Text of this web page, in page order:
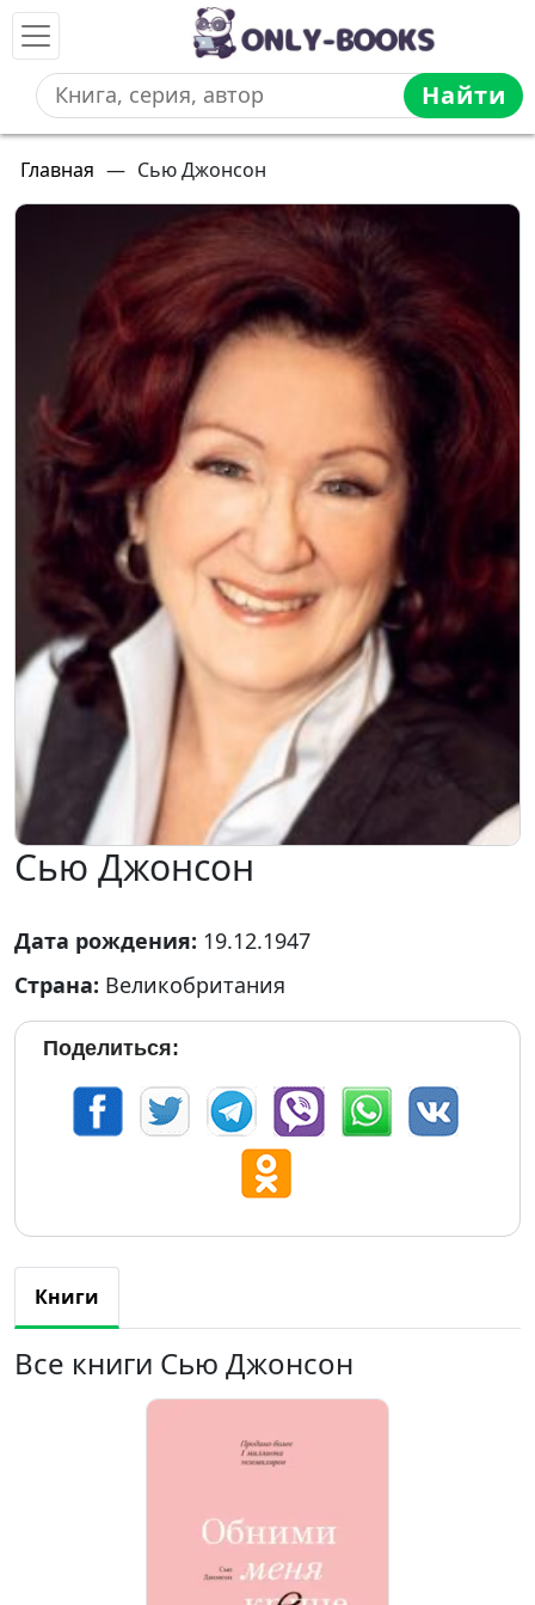
Найти
Главная — Сью Джонсон
Сью Джонсон
Дата рождения: 19.12.1947
Страна: Великобритания
Поделиться:
Книги
Все книги Сью Джонсон